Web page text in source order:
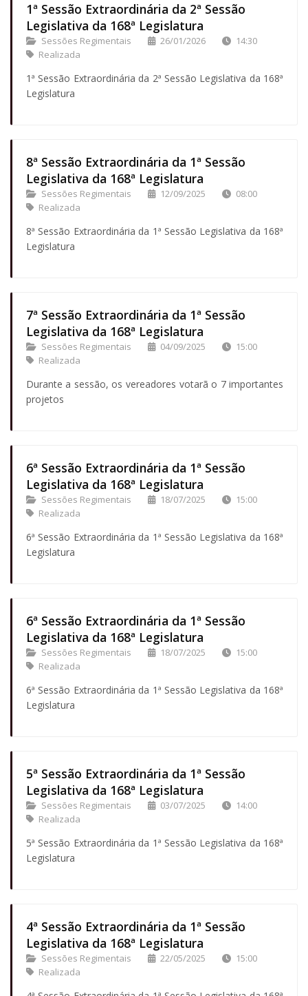
1ª Sessão Extraordinária da 2ª Sessão
Legislativa da 168ª Legislatura
Sessões Regimentais 26/01/2026
14:30
Realizada
1ª Sessão Extraordinária da 2ª Sessão Legislativa da 168ª
Legislatura
8ª Sessão Extraordinária da 1ª Sessão
Legislativa da 168ª Legislatura
Sessões Regimentais 12/09/2025
08:00
Realizada
8ª Sessão Extraordinária da 1ª Sessão Legislativa da 168ª
Legislatura
7ª Sessão Extraordinária da 1ª Sessão
Legislativa da 168ª Legislatura
Sessões Regimentais 04/09/2025
15:00
Realizada
Durante a sessão, os vereadores votarã o 7 importantes
projetos
6ª Sessão Extraordinária da 1ª Sessão
Legislativa da 168ª Legislatura
Sessões Regimentais 18/07/2025
15:00
Realizada
6ª Sessão Extraordinária da 1ª Sessão Legislativa da 168ª
Legislatura
6ª Sessão Extraordinária da 1ª Sessão
Legislativa da 168ª Legislatura
Sessões Regimentais 18/07/2025
15:00
Realizada
6ª Sessão Extraordinária da 1ª Sessão Legislativa da 168ª
Legislatura
5ª Sessão Extraordinária da 1ª Sessão
Legislativa da 168ª Legislatura
Sessões Regimentais 03/07/2025
14:00
Realizada
5ª Sessão Extraordinária da 1ª Sessão Legislativa da 168ª
Legislatura
4ª Sessão Extraordinária da 1ª Sessão
Legislativa da 168ª Legislatura
Sessões Regimentais 22/05/2025
15:00
Realizada